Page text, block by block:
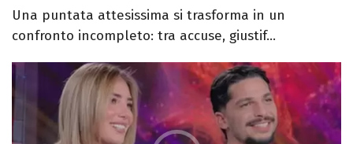
Una puntata attesissima si trasforma in un
confronto incompleto: tra accuse, giustif...